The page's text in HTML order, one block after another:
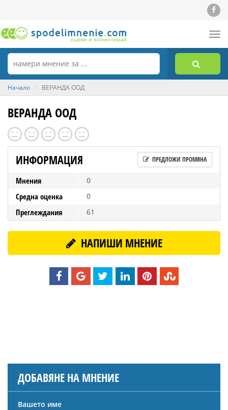
Начало ВЕРАНДА ООД
ВЕРАНДА ООД
ИНФОРМАЦИЯ ПРЕДЛОЖИ ПРОМЯНА
Мнения 0
Средна оценка 0
Преглеждания 61
НАПИШИ МНЕНИЕ
ДОБАВЯНЕ НА МНЕНИЕ
Вашето име